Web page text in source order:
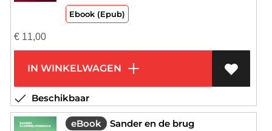
Ebook (Epub)
€11,00
IN WINKELWAGEN
Beschikbaar
eBook
Sander en de brug